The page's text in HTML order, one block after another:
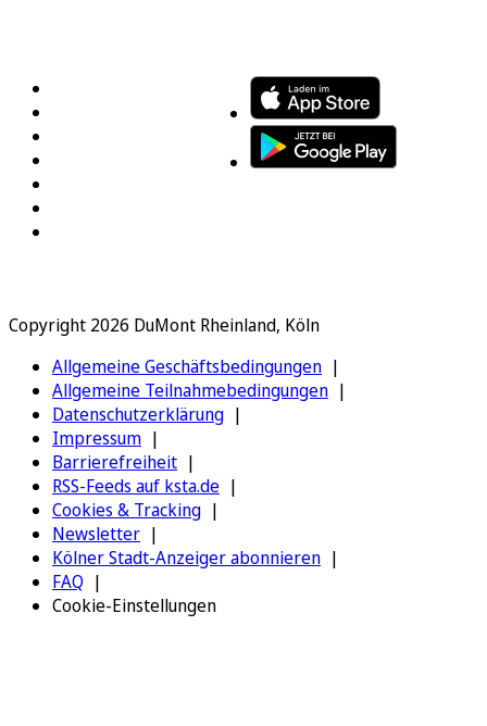
Copyright 2026 DuMont Rheinland, Köln
Allgemeine Geschäftsbedingungen
Allgemeine Teilnahmebedingungen
Datenschutzerklärung
Impressum
Barrierefreiheit
RSS-Feeds auf ksta.de
Cookies & Tracking
Newsletter
Kölner Stadt-Anzeiger abonnieren
FAQ
Cookie-Einstellungen